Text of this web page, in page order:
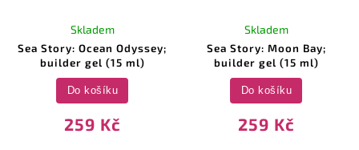
Sea Story: Ocean Odyssey;
builder gel (15 ml)
Skladem
259 Kč
Do košíku
Sea Story: Moon Bay;
builder gel (15 ml)
Skladem
259 Kč
Do košíku